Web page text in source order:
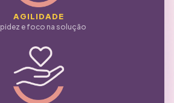
AGILIDADE
e foco na solução